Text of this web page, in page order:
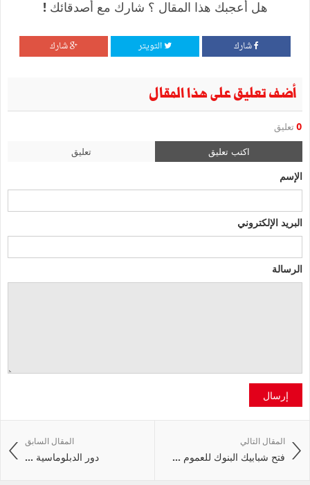
هل أعجبك هذا المقال ؟ شارك مع أصدقائك !
شارك التويتر شارك
أضف تعليق على هذا المقال
0 تعليق
اكتب تعليق تعليق
الإسم
البريد الإلكتروني
الرسالة
إرسال
المقال السابق
دور الدبلوماسية ...
المقال التالي
فتح شبابيك البنوك للعموم ...